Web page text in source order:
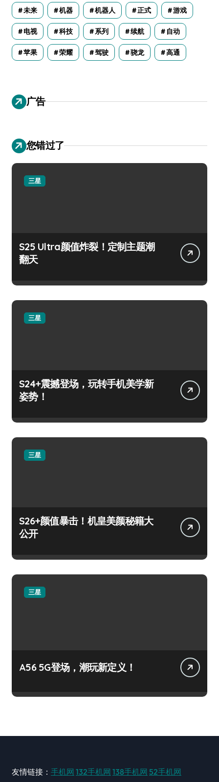
未来 机器 机器人 正式 游戏
电视 科技 系列 续航 自动
苹果 荣耀 驾驶 骁龙 高通
广告
您错过了
三星
S25 Ultra颜值炸裂！定制主题潮
翻天
三星
S24+震撼登场，玩转手机美学新
姿势！
三星
S26+颜值暴击！机皇美颜秘籍大
公开
三星
A56 5G登场，潮玩新定义！
友情链接： 手机网 132手机网 138手机网 52手机网